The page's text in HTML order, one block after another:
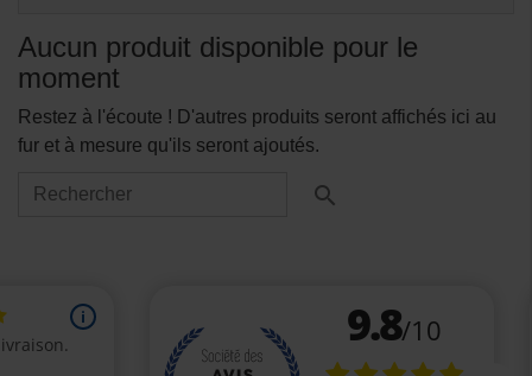
Aucun produit disponible pour le
moment
Restez à l'écoute ! D'autres produits seront affichés ici au
fur et à mesure qu'ils seront ajoutés.
